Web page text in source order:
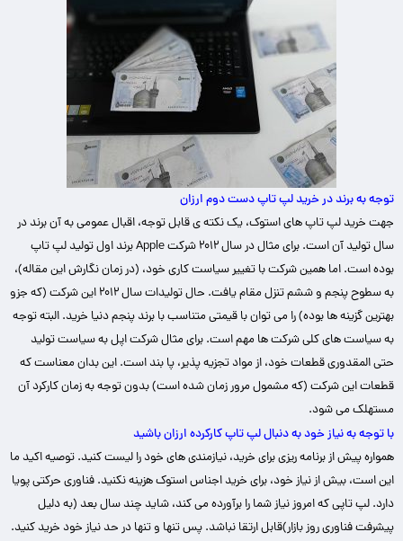
توجه به برند در خرید لپ تاپ دست دوم ارزان
جهت خرید لپ تاپ های استوک، یک نکته ی قابل توجه، اقبال عمومی به آن برند در
سال تولید آن است. برای مثال در سال ۲۰۱۲ شرکت Apple برند اول تولید لپ تاپ
بوده است. اما همین شرکت با تغییر سیاست کاری خود، (در زمان نگارش این مقاله)،
به سطوح پنجم و ششم تنزل مقام یافت. حال تولیدات سال ۲۰۱۲ این شرکت (که جزو
بهترین گزینه ها بوده) را می توان با قیمتی متناسب با برند پنجم دنیا خرید.البته توجه
به سیاست های کلی شرکت ها مهم است. برای مثال شرکت اپل به سیاست تولید
حتی المقدوری قطعات خود، از مواد تجزیه پذیر، پا بند است. این بدان معناست که
قطعات این شرکت (که مشمول مرور زمان شده است) بدون توجه به زمان کارکرد آن
مستهلک می شود.
با توجه به نیاز خود به دنبال لپ تاپ کارکرده ارزان باشید
همواره پیش از برنامه ریزی برای خرید، نیازمندی های خود را لیست کنید. توصیه اکید ما
این است، بیش از نیاز خود، برای خرید اجناس استوک هزینه نکنید. فناوری حرکتی پویا
دارد. لپ تاپی که امروز نیاز شما را برآورده می کند، شاید چند سال بعد (به دلیل
پیشرفت فناوری روز بازار)قابل ارتقا نباشد. پس تنها و تنها در حد نیاز خود خرید کنید.